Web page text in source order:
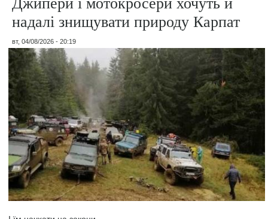
надалі знищувати природу Карпат
вт, 04/08/2026 - 20:19